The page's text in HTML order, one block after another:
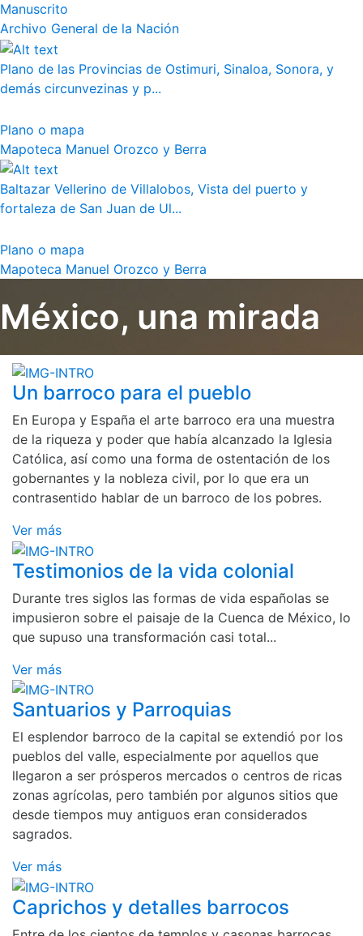
Manuscrito
Archivo General de la Nación
Plano de las Provincias de Ostimuri, Sinaloa, Sonora, y
demás circunvezinas y p...
Plano o mapa
Mapoteca Manuel Orozco y Berra
Baltazar Vellerino de Villalobos, Vista del puerto y
fortaleza de San Juan de Ul...
Plano o mapa
Mapoteca Manuel Orozco y Berra
México, una mirada
Un barroco para el pueblo
En Europa y España el arte barroco era una muestra
de la riqueza y poder que había alcanzado la Iglesia
Católica, así como una forma de ostentación de los
gobernantes y la nobleza civil, por lo que era un
contrasentido hablar de un barroco de los pobres.
Ver más
Testimonios de la vida colonial
Durante tres siglos las formas de vida españolas se
impusieron sobre el paisaje de la Cuenca de México, lo
que supuso una transformación casi total...
Ver más
Santuarios y Parroquias
El esplendor barroco de la capital se extendió por los
pueblos del valle, especialmente por aquellos que
llegaron a ser prósperos mercados o centros de ricas
zonas agrícolas, pero también por algunos sitios que
desde tiempos muy antiguos eran considerados
sagrados.
Ver más
Caprichos y detalles barrocos